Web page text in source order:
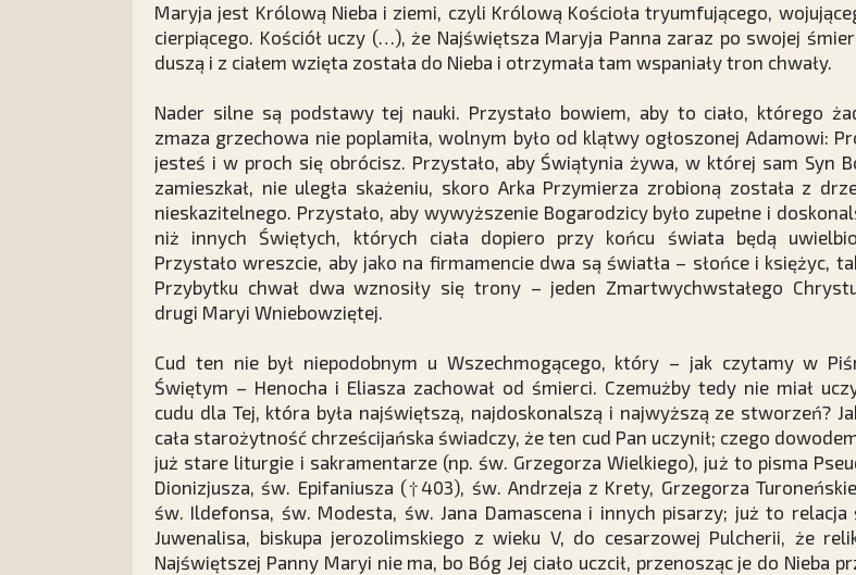
Maryja jest Królową Nieba i ziemi, czyli Królową Kościoła tryumfującego,
cierpiącego. Kościół uczy (…), że Najświętsza Maryja Panna zaraz po swojej
duszą i z ciałem wzięta została do Nieba i otrzymała tam wspaniały tron chwały.
Nader silne są podstawy tej nauki. Przystało bowiem, aby to ciało, którego
zmaza grzechowa nie poplamiła, wolnym było od klątwy ogłoszonej Adamowi:
jesteś i w proch się obrócisz. Przystało, aby Świątynia żywa, w której sam Syn
zamieszkał, nie uległa skażeniu, skoro Arka Przymierza zrobioną została z
nieskazitelnego. Przystało, aby wywyższenie Bogarodzicy było zupełne i
niż innych Świętych, których ciała dopiero przy końcu świata będą
Przystało wreszcie, aby jako na firmamencie dwa są światła – słońce i księżyc,
Przybytku chwał dwa wznosiły się trony – jeden Zmartwychwstałego
drugi Maryi Wniebowziętej.
Cud ten nie był niepodobnym u Wszechmogącego, który – jak czytamy w
Świętym – Henocha i Eliasza zachował od śmierci. Czemużby tedy nie miał
cudu dla Tej, która była najświętszą, najdoskonalszą i najwyższą ze stworzeń?
cała starożytność chrześcijańska świadczy, że ten cud Pan uczynił; czego
już stare liturgie i sakramentarze (np. św. Grzegorza Wielkiego), już to pisma
Dionizjusza, św. Epifaniusza (†403), św. Andrzeja z Krety, Grzegorza
św. Ildefonsa, św. Modesta, św. Jana Damascena i innych pisarzy; już to relacja
Juwenalisa, biskupa jerozolimskiego z wieku V, do cesarzowej Pulcherii, że
Najświętszej Panny Maryi nie ma, bo Bóg Jej ciało uczcił, przenosząc je do Nieba